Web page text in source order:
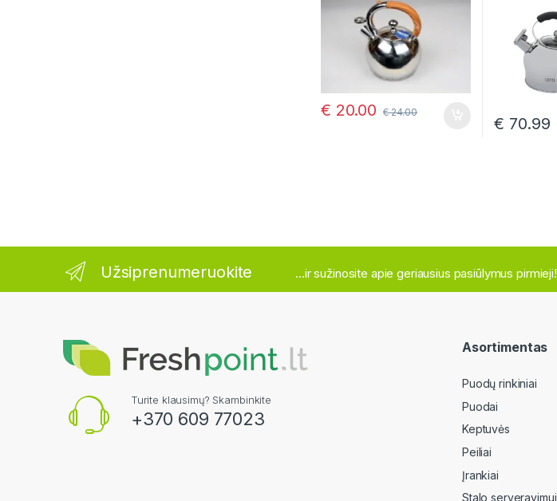
€ 20.00 €24.00
€ 70.99
Užsiprenumeruokite ...ir sužinosite apie geriausius pasiūlymus pirmieji!
Turite klausimų? Skambinkite
+370 609 77023
Asortimentas
Puodų rinkiniai
Puodai
Keptuvės
Peiliai
Įrankiai
Stalo serveravimui